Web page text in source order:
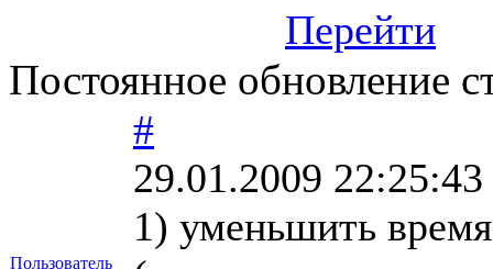
Перейти
Постоянное обновление
Пользователь
#
29.01.2009 22:25:43
1) уменьшить